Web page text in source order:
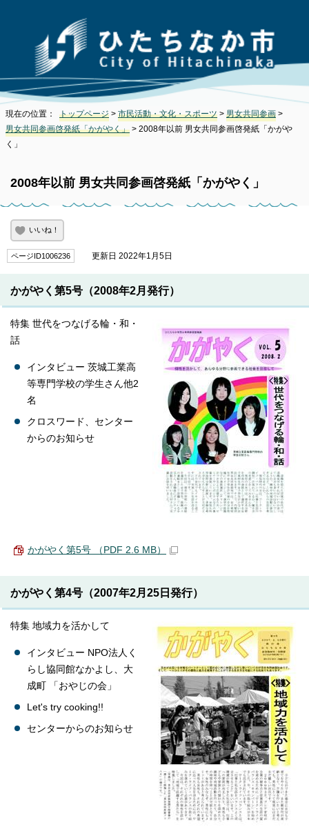
現在の位置： トップページ > 市民活動・文化・スポーツ > 男女共同参画 >
男女共同参画啓発紙「かがやく」 > 2008年以前 男女共同参画啓発紙「かがや
く」
2008年以前 男女共同参画啓発紙「かがやく」
いいね！
ページID1006236 更新日 2022年1月5日
かがやく第5号（2008年2月発行）
特集 世代をつなげる輪・和・
話
インタビュー 茨城工業高
等専門学校の学生さん他2
名
クロスワード、センター
からのお知らせ
かがやく第5号 （PDF 2.6 MB）
かがやく第4号（2007年2月25日発行）
特集 地域力を活かして
インタビュー NPO法人く
らし協同館なかよし、大
成町 「おやじの会」
Let's try cooking!!
センターからのお知らせ